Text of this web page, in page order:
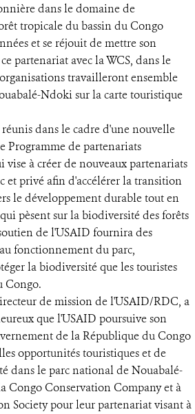
dans le domaine de
tropicale du bassin du Congo
et se réjouit de mettre son
partenariat avec la WCS, dans le
travailleront ensemble
Ndoki sur la carte touristique
réunis dans le cadre d'une nouvelle
Programme de partenariats
à créer de nouveaux partenariats
et privé afin d'accélérer la transition
le développement durable tout en
pèsent sur la biodiversité des forêts
de l'USAID fournira des
fonctionnement du parc,
la biodiversité que les touristes
Congo.
de mission de l'USAID/RDC, a
que l'USAID poursuive son
de la République du Congo
opportunités touristiques et de
dans le parc national de Nouabalé-
Congo Conservation Company et à
Society pour leur partenariat visant à